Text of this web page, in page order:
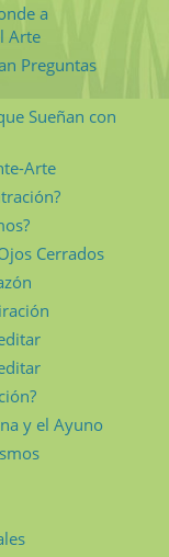
a
Arte
Preguntas
Sueñan con
Arte
Cerrados
y el Ayuno